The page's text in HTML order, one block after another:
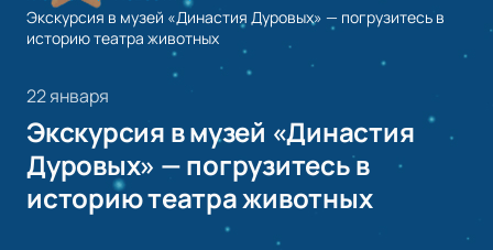
Экскурсия в музей «Династия Дуровых» — погрузитесь в
историю театра животных
22 января
Экскурсия в музей «Династия
Дуровых» — погрузитесь в
историю театра животных